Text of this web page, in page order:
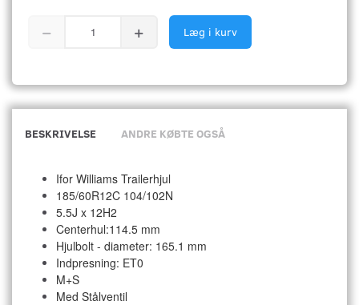
Læg i kurv
BESKRIVELSE ANDRE KØBTE OGSÅ
Ifor Williams Trailerhjul
185/60R12C 104/102N
5.5J x 12H2
Centerhul:114.5 mm
Hjulbolt - diameter: 165.1 mm
Indpresning: ET0
M+S
Med Stålventil